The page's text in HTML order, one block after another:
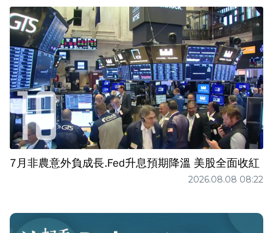
7月非農意外負成長.Fed升息預期降溫 美股全面收紅
2026.08.08 08:22